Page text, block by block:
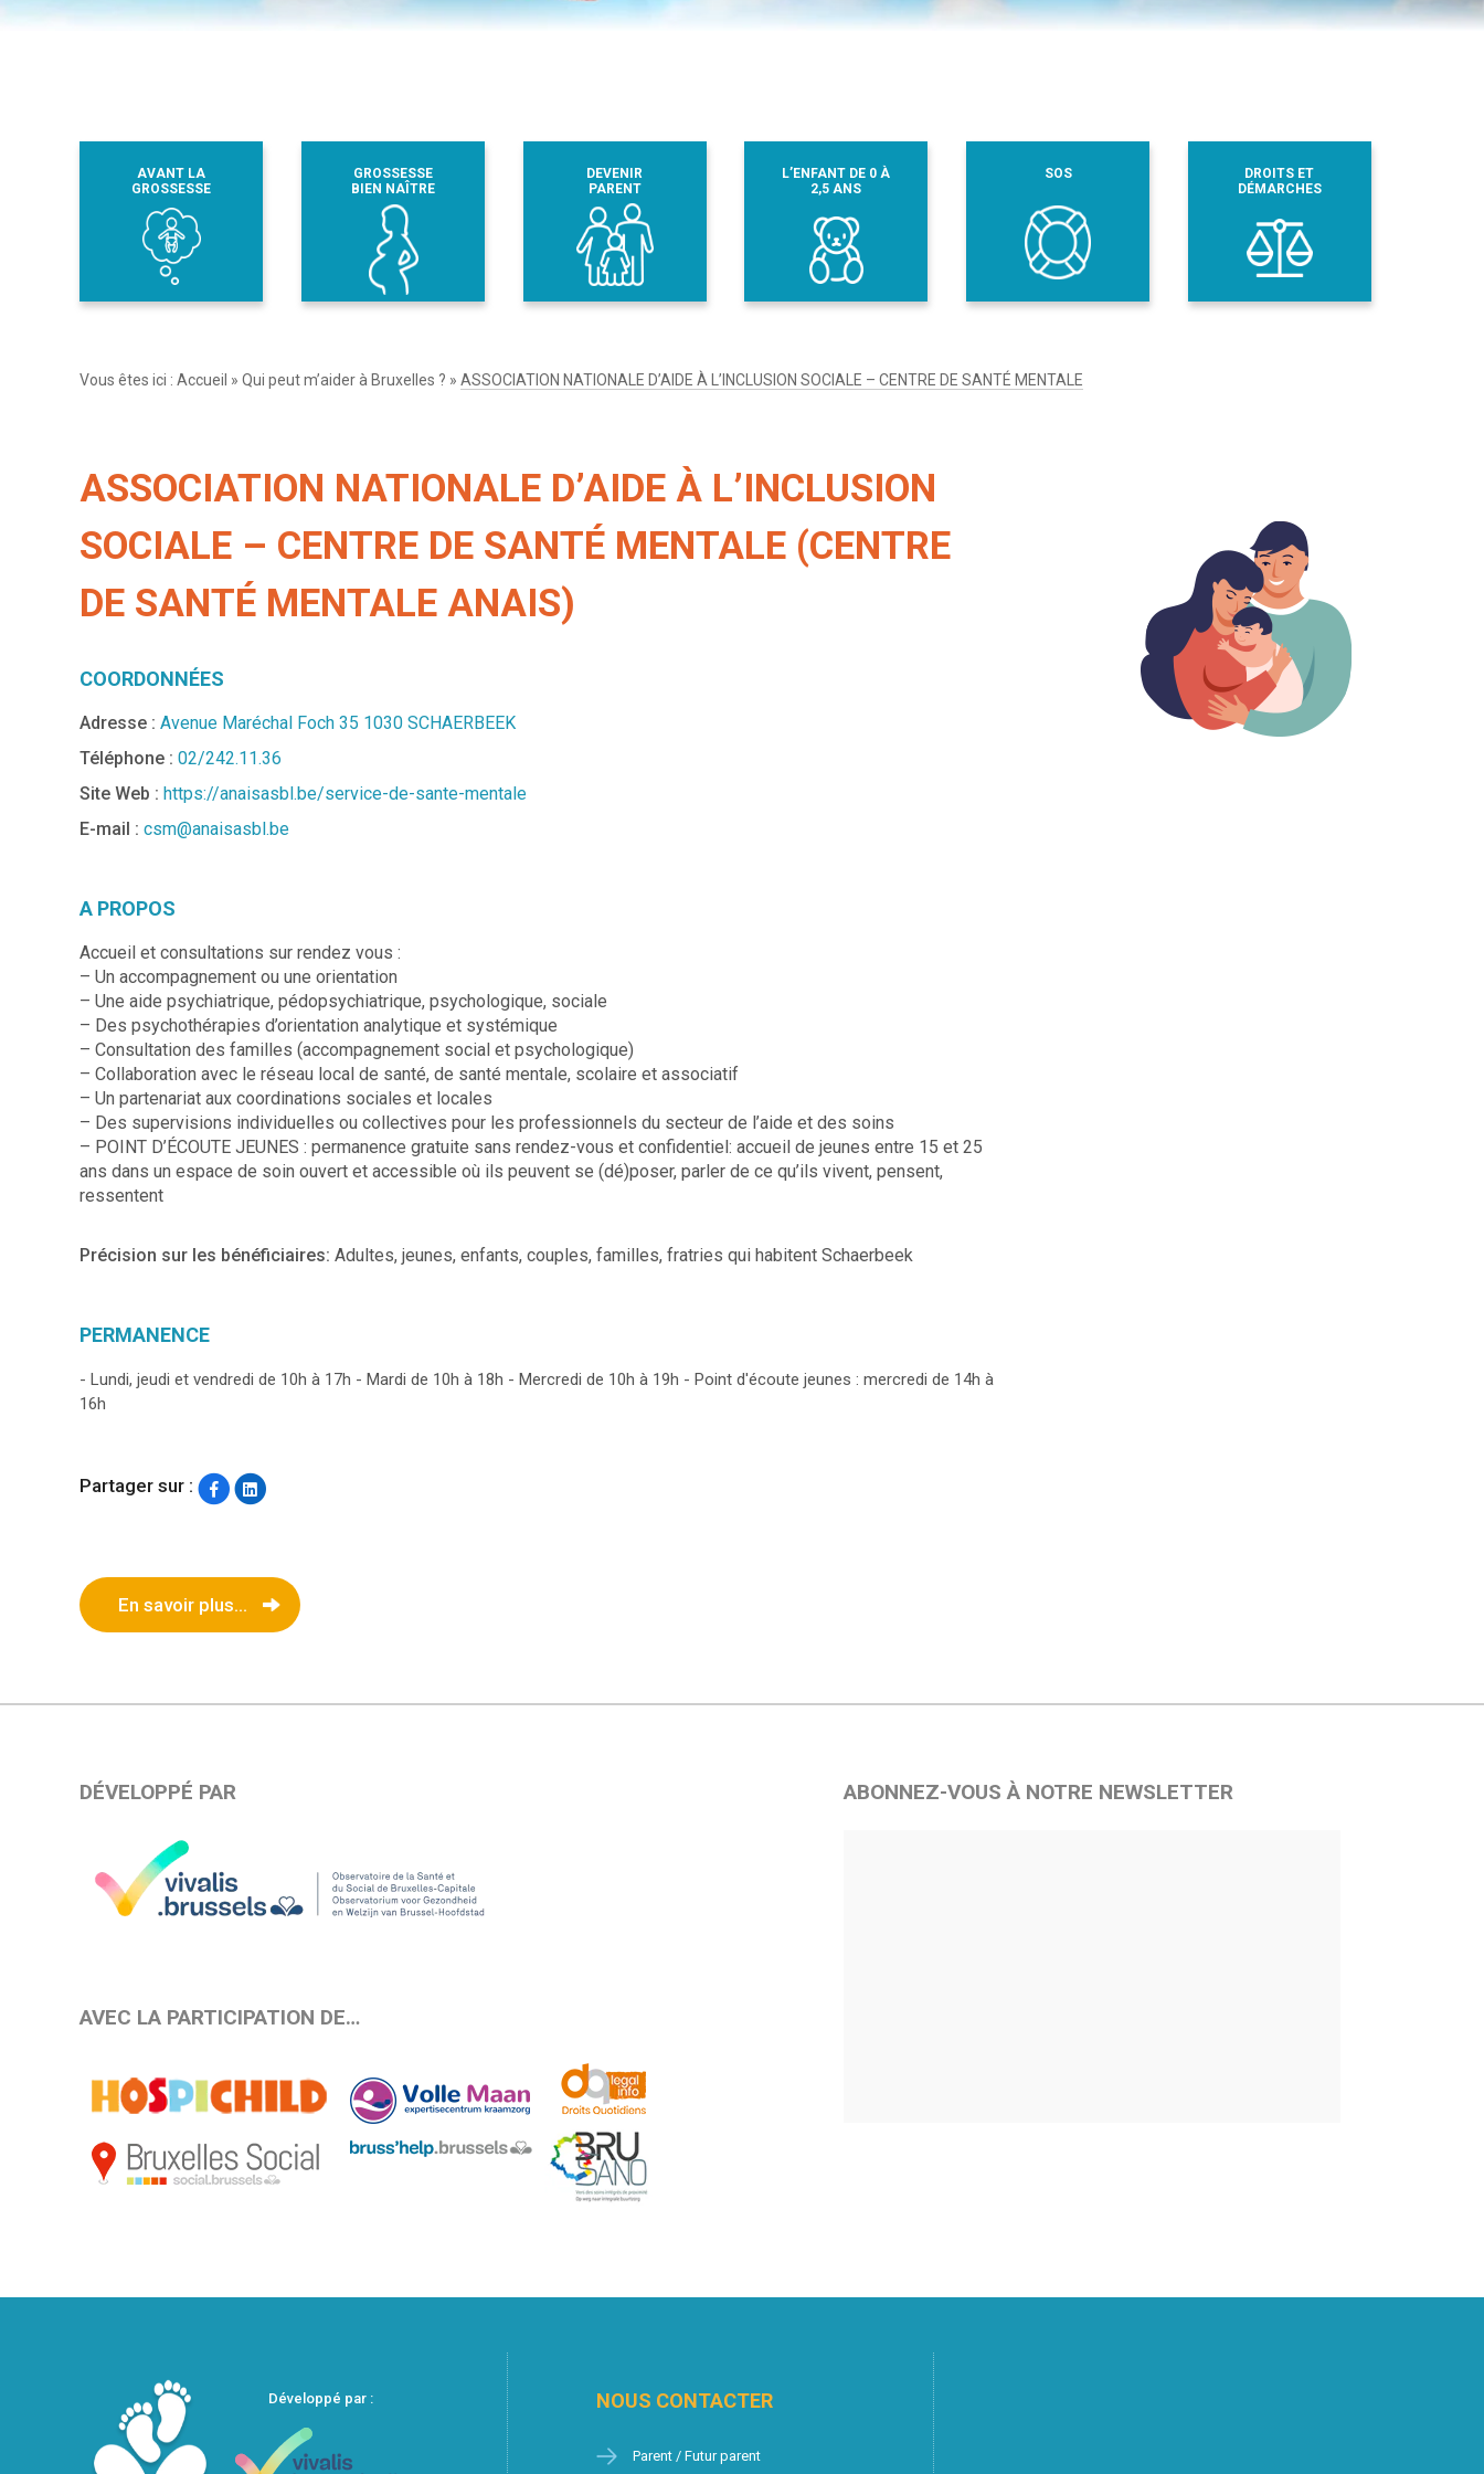
AVANT LA
GROSSESSE
GROSSESSE
BIEN NAÎTRE
DEVENIR
PARENT
L’ENFANT DE 0 À
2,5 ANS
SOS
DROITS ET
DÉMARCHES
Vous êtes ici : Accueil » Qui peut m’aider à Bruxelles ? » ASSOCIATION NATIONALE D’AIDE À L’INCLUSION SOCIALE – CENTRE DE SANTÉ MENTALE
ASSOCIATION NATIONALE D’AIDE À L’INCLUSION
SOCIALE – CENTRE DE SANTÉ MENTALE (CENTRE
DE SANTÉ MENTALE ANAIS)
COORDONNÉES
Adresse : Avenue Maréchal Foch 35 1030 SCHAERBEEK
Téléphone : 02/242.11.36
Site Web : https://anaisasbl.be/service-de-sante-mentale
E-mail : csm@anaisasbl.be
A PROPOS
Accueil et consultations sur rendez vous :
– Un accompagnement ou une orientation
– Une aide psychiatrique, pédopsychiatrique, psychologique, sociale
– Des psychothérapies d’orientation analytique et systémique
– Consultation des familles (accompagnement social et psychologique)
– Collaboration avec le réseau local de santé, de santé mentale, scolaire et associatif
– Un partenariat aux coordinations sociales et locales
– Des supervisions individuelles ou collectives pour les professionnels du secteur de l’aide et des soins
– POINT D’ÉCOUTE JEUNES : permanence gratuite sans rendez-vous et confidentiel: accueil de jeunes entre 15 et 25
ans dans un espace de soin ouvert et accessible où ils peuvent se (dé)poser, parler de ce qu’ils vivent, pensent,
ressentent
Précision sur les bénéficiaires: Adultes, jeunes, enfants, couples, familles, fratries qui habitent Schaerbeek
PERMANENCE
- Lundi, jeudi et vendredi de 10h à 17h - Mardi de 10h à 18h - Mercredi de 10h à 19h - Point d'écoute jeunes : mercredi de 14h à
16h
Partager sur :
En savoir plus...
DÉVELOPPÉ PAR
AVEC LA PARTICIPATION DE…
ABONNEZ-VOUS À NOTRE NEWSLETTER
Développé par : NOUS CONTACTER
Parent / Futur parent